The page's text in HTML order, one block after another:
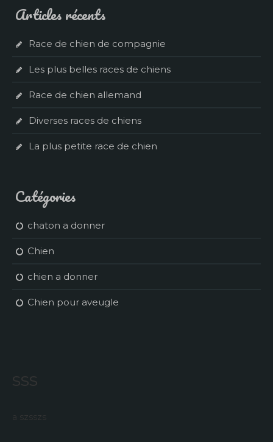
Articles récents
Race de chien de compagnie
Les plus belles races de chiens
Race de chien allemand
Diverses races de chiens
La plus petite race de chien
Catégories
chaton a donner
Chien
chien a donner
Chien pour aveugle
sss
a szsszs